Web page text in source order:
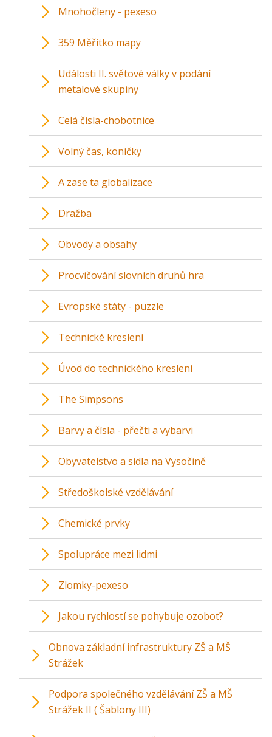
Mnohočleny - pexeso
359 Měřítko mapy
Události II. světové války v podání
metalové skupiny
Celá čísla-chobotnice
Volný čas, koníčky
A zase ta globalizace
Dražba
Obvody a obsahy
Procvičování slovních druhů hra
Evropské státy - puzzle
Technické kreslení
Úvod do technického kreslení
The Simpsons
Barvy a čísla - přečti a vybarvi
Obyvatelstvo a sídla na Vysočině
Středoškolské vzdělávání
Chemické prvky
Spolupráce mezi lidmi
Zlomky-pexeso
Jakou rychlostí se pohybuje ozobot?
Obnova základní infrastruktury ZŠ a MŠ
Strážek
Podpora společného vzdělávání ZŠ a MŠ
Strážek II ( Šablony III)